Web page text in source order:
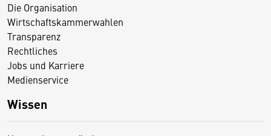
Die Organisation
Wirtschaftskammerwahlen
Transparenz
Rechtliches
Jobs und Karriere
Medienservice
Wissen